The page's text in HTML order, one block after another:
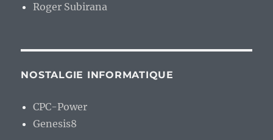
Roger Subirana
NOSTALGIE INFORMATIQUE
CPC-Power
Genesis8